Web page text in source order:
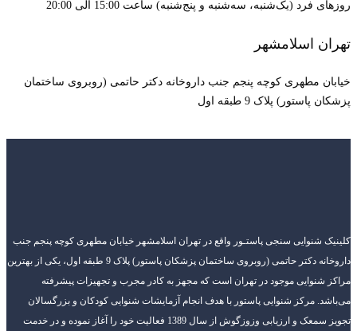
روزهای فرد (یک‌شنبه، سه‌شنبه و پنج‌شنبه) ساعت 15:00 الی 20:00
تهران اسلامشهر
خیابان مطهری کوچه پنجم جنب داروخانه دکتر حاتمی (روبروی ساختمان
پزشکان پاستور) پلاک 9 طبقه اول
کلینیک شنوایی سنجی پاستـور واقع در تهران اسلامشهر خیابان مطهری کوچه پنجم جنب
داروخانه دکتر حاتمی (روبروی ساختمان پزشکان پاستور) پلاک 9 طبقه اول، یکی از بهترین
مراکز شنوایی موجود در تهران است که مجهز به کادر مجرب و تجهیزات پیشرفته
می‌باشد. مرکز شنوایی پاستور با هدف انجام آزمایشات شنوایی کودکان و بزرگسالان
تجویز سمعک و ارزیابی وزوزگوش از سال 1389 فعالیت خود را آغاز نموده و در خدمت